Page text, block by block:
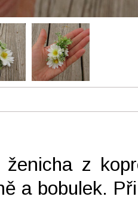
ženicha z
a bobulek.